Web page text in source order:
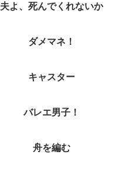
夫よ、死んでくれないか
ダメマネ！
キャスター
バレエ男子！
舟を編む